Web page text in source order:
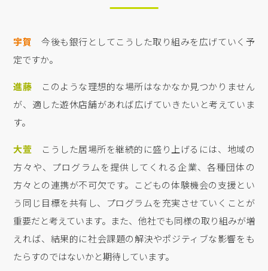
宇賀 今後も銀行としてこうした取り組みを広げていく予
定ですか。
進藤 このような理想的な場所はなかなか見つかりません
が、適した遊休店舗があれば広げていきたいと考えていま
す。
大萱 こうした居場所を継続的に盛り上げるには、地域の
方々や、プログラムを提供してくれる企業、各種団体の
方々との連携が不可欠です。こどもの体験機会の支援とい
う同じ目標を共有し、プログラムを充実させていくことが
重要だと考えています。また、他社でも同様の取り組みが増
えれば、結果的に社会課題の解決やポジティブな影響をも
たらすのではないかと期待しています。